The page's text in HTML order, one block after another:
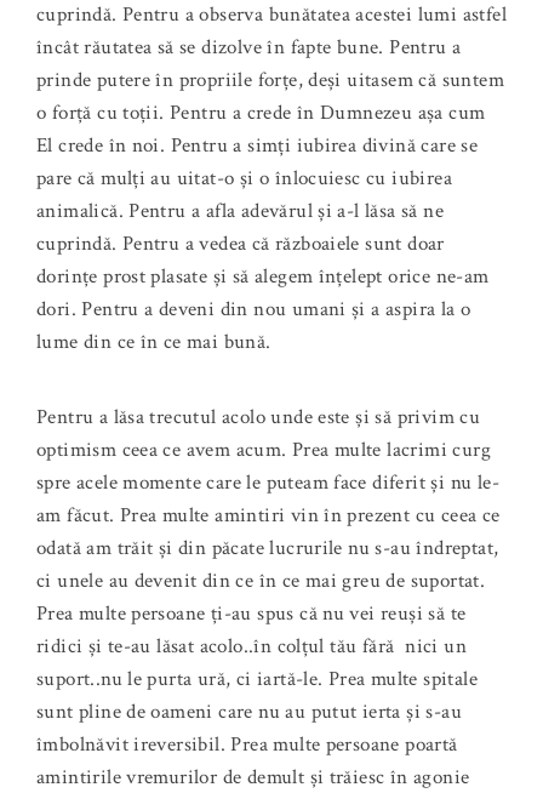
cuprindă. Pentru a observa bunătatea acestei lumi astfel
încât răutatea să se dizolve în fapte bune. Pentru a
prinde putere în propriile forțe, deși uitasem că suntem
o forță cu toții. Pentru a crede în Dumnezeu așa cum
El crede în noi. Pentru a simți iubirea divină care se
pare că mulți au uitat-o și o înlocuiesc cu iubirea
animalică. Pentru a afla adevărul și a-l lăsa să ne
cuprindă. Pentru a vedea că războaiele sunt doar
dorințe prost plasate și să alegem înțelept orice ne-am
dori. Pentru a deveni din nou umani și a aspira la o
lume din ce în ce mai bună.
Pentru a lăsa trecutul acolo unde este și să privim cu
optimism ceea ce avem acum. Prea multe lacrimi curg
spre acele momente care le puteam face diferit și nu le-
am făcut. Prea multe amintiri vin în prezent cu ceea ce
odată am trăit și din păcate lucrurile nu s-au îndreptat,
ci unele au devenit din ce în ce mai greu de suportat.
Prea multe persoane ți-au spus că nu vei reuși să te
ridici și te-au lăsat acolo..în colțul tău fără nici un
suport..nu le purta ură, ci iartă-le. Prea multe spitale
sunt pline de oameni care nu au putut ierta și s-au
îmbolnăvit ireversibil. Prea multe persoane poartă
amintirile vremurilor de demult și trăiesc în agonie